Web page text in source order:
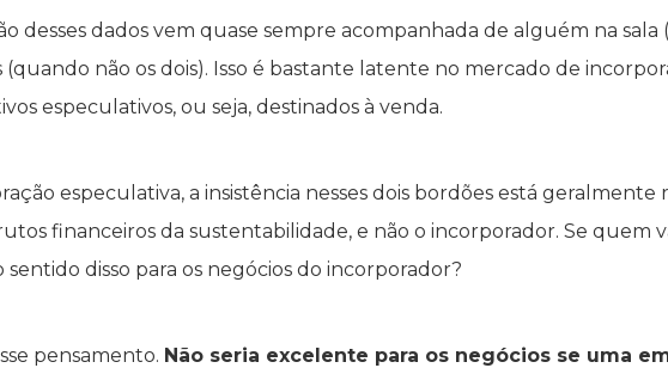
desses dados vem quase sempre acompanhada de alguém na
(quando não os dois). Isso é bastante latente no mercado de
especulativos, ou seja, destinados à venda.
especulativa, a insistência nesses dois bordões está
financeiros da sustentabilidade, e não o incorporador. Se quem
disso para os negócios do incorporador?
pensamento. Não seria excelente para os negócios se uma